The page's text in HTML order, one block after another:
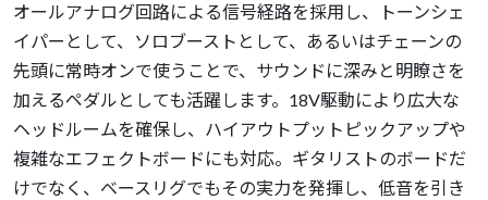
オールアナログ回路による信号経路を採用し、トーンシェ
イパーとして、ソロブーストとして、あるいはチェーンの
先頭に常時オンで使うことで、サウンドに深みと明瞭さを
加えるペダルとしても活躍します。18V駆動により広大な
ヘッドルームを確保し、ハイアウトプットピックアップや
複雑なエフェクトボードにも対応。ギタリストのボードだ
けでなく、ベースリグでもその実力を発揮し、低音を引き